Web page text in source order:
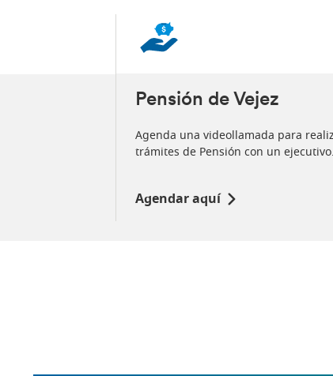
Pensión de Vejez
Agenda una videollamada para
trámites de Pensión con un ejecutivo.
Agendar aquí